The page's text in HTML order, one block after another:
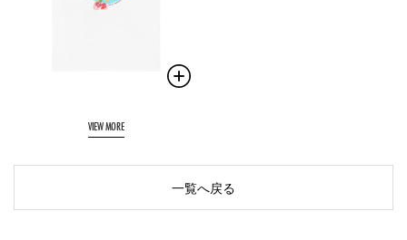
VIEW MORE
一覧へ戻る